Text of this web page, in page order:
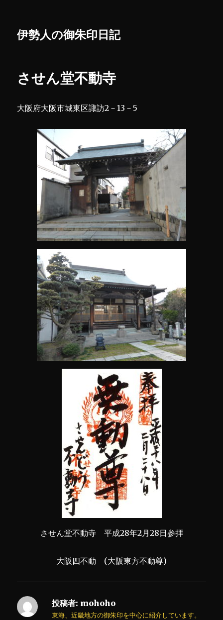
伊勢人の御朱印日記
させん堂不動寺
大阪府大阪市城東区諏訪2－13－5
させん堂不動寺 平成28年2月28日参拝
大阪四不動 (大阪東方不動尊)
投稿者: mohoho
東海、近畿地方の御朱印を中心に紹介しています。